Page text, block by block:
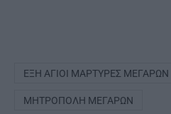
ΈΞΗ ΆΓΙΟΙ ΜΆΡΤΥΡΕΣ ΜΕΓΆΡΩΝ
ΜΗΤΡΌΠΟΛΗ ΜΕΓΆΡΩΝ